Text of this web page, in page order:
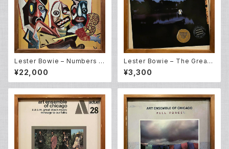
Lester Bowie – Numbers 1
&2 (LP)
¥22,000
Lester Bowie – The Great
Pretender (LP)
¥3,300